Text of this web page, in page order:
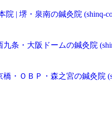
| 堺・泉南の鍼灸院 (shinq-
条・大阪ドームの鍼灸院
・ＯＢＰ・森之宮の鍼灸院